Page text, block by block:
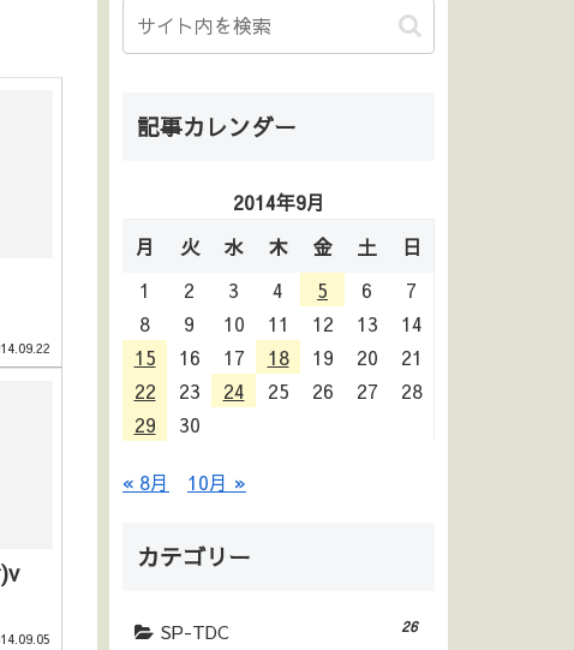
記事カレンダー
2014年9月
月
火 水 木 金 土
日
1
2 3 4 5 6
7
8
9 10 11 12 13
14
15
16 17 18 19 20
21
22
23 24 25 26 27
28
29
30
« 8月 10月 »
カテゴリー
SP-TDC 26